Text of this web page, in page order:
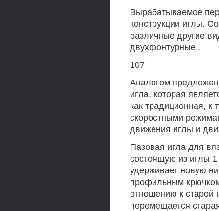
Вырабатываемое
конструкции иглы.
различные другие
двухфонтурные .
107
Аналогом
игла, которая
как традиционная,
скоростными
движения иглы и
Пазовая игла для
состоящую из иглы
удерживает новую
профильным
отношению к старой
перемещается